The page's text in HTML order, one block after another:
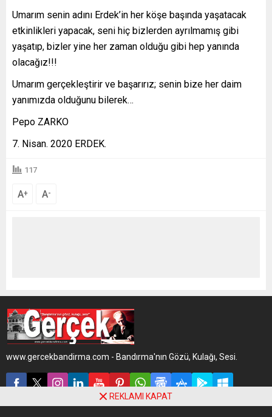
Umarım senin adını Erdek’in her köşe başında yaşatacak
etkinlikleri yapacak, seni hiç bizlerden ayrılmamış gibi
yaşatıp, bizler yine her zaman olduğu gibi hep yanında
olacağız!!!
Umarım gerçekleştirir ve başarırız; senin bize her daim
yanımızda olduğunu bilerek…
Pepo ZARKO
Nisan. 2020 ERDEK.
117
A+ A-
www.gercekbandirma.com - Bandırma'nın Gözü, Kulağı, Sesi.
REKLAMI KAPAT